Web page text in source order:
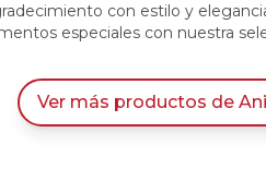
con estilo y
especiales con nuestra
Ver más productos de